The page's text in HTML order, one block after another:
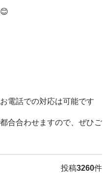
電話での対応は可能です
合合わせますので、ぜひご
投稿3260件